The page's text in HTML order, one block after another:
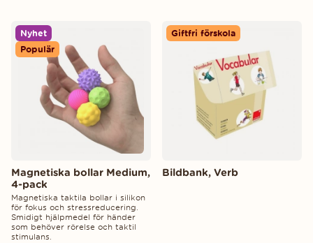
Nyhet
Populär
Magnetiska bollar Medium,
4-pack
Magnetiska taktila bollar i silikon
för fokus och stressreducering.
Smidigt hjälpmedel för händer
som behöver rörelse och taktil
stimulans.
Giftfri förskola
Bildbank, Verb